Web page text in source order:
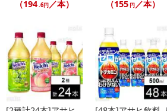
（194.6円／本） （155 円／本）